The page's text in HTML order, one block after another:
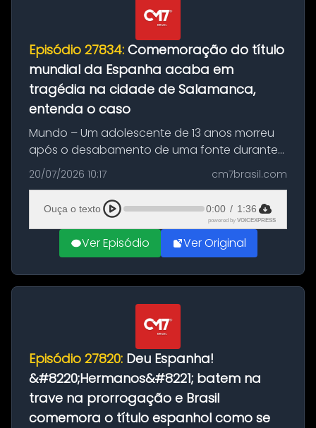
Episódio 27834: Comemoração do título
mundial da Espanha acaba em
tragédia na cidade de Salamanca,
entenda o caso
Mundo – Um adolescente de 13 anos morreu
após o desabamento de uma fonte durante
as comemorações pelo título da Copa do
Mundo conquistado pela Espanha, em
Ciudad Rodrigo, na província de Salamanca,
no...
20/07/2026 10:17 cm7brasil.com
Ouça o texto 0:00 / 1:36
powered by VOICEXPRESS
Ver Episódio Ver Original
Episódio 27820: Deu Espanha!
&#8220;Hermanos&#8221; batem na
trave na prorrogação e Brasil
comemora o título espanhol como se